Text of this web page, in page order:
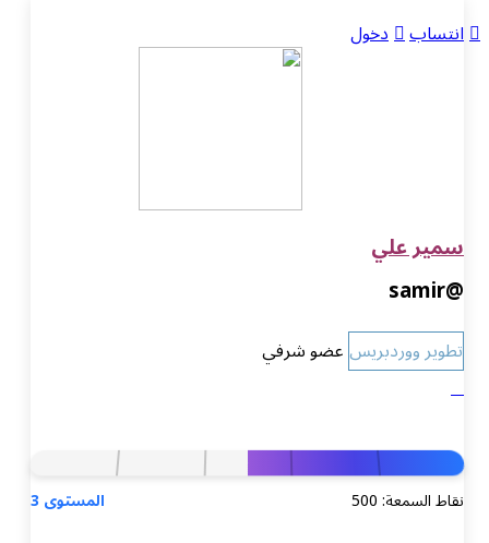
انتساب دخول
سمير علي
@samir
تطوير ووردبريسعضو شرفي
نقاط السمعة: 500 المستوى 3